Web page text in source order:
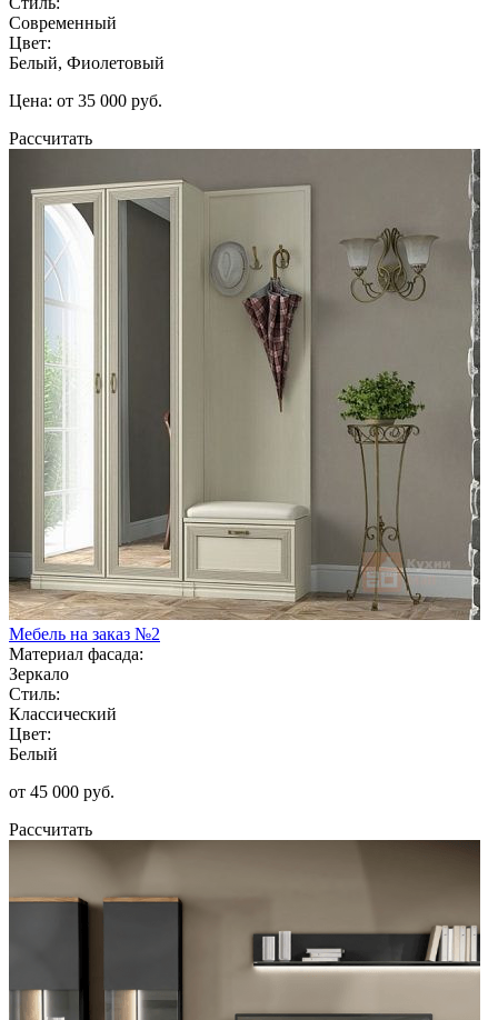
Современный
Цвет:
Белый, Фиолетовый
Цена: от 35 000 руб.
Рассчитать
Мебель на заказ №2
Материал фасада:
Зеркало
Стиль:
Классический
Цвет:
Белый
от 45 000 руб.
Рассчитать